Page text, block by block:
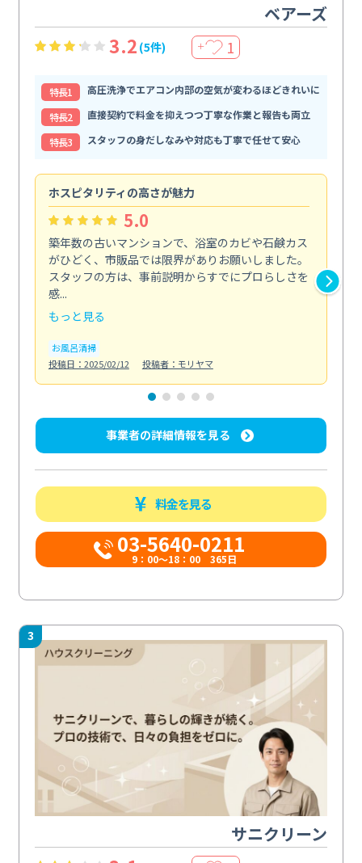
ベアーズ
3.2 (5件) ＋ 1
特⻑1
高圧洗浄でエアコン内部の空気が変わるほどきれいに
特⻑2
直接契約で料金を抑えつつ丁寧な作業と報告も両立
特⻑3
スタッフの身だしなみや対応も丁寧で任せて安心
ホスピタリティの高さが魅力
5.0
築年数の古いマンションで、浴室のカビや石鹸カス
がひどく、市販品では限界がありお願いしました。
スタッフの方は、事前説明からすでにプロらしさを
感...
もっと見る
お風呂清掃
投稿日：2025/02/12
投稿者：モリヤマ
事業者の詳細情報を見る
料金を見る
03-5640-0211
9：00～18：00 365日
3
サニクリーン